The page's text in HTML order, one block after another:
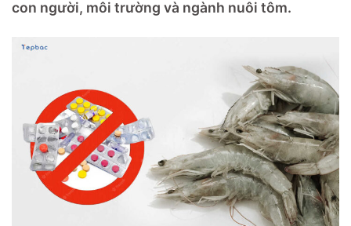
con người, môi trường và ngành nuôi tôm.